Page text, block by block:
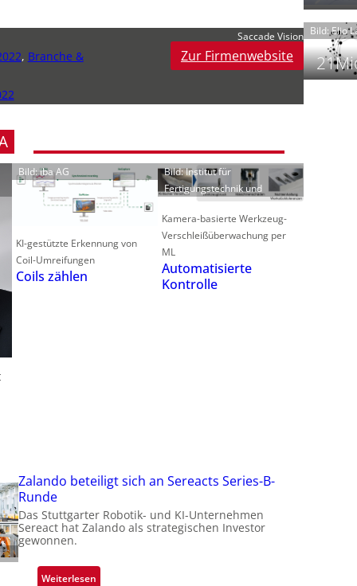
, Branche &
Saccade Vision
Zur Firmenwebsite
Bild: iba AG
KI-gestützte Erkennung von
Coil-Umreifungen
Coils zählen
Bild: Institut für
Fertigungstechnik und
Kamera-basierte Werkzeug-
Verschleißüberwachung per
ML
Automatisierte
Kontrolle
Zalando beteiligt sich an Sereacts Series-B-
Runde
Das Stuttgarter Robotik- und KI-Unternehmen
Sereact hat Zalando als strategischen Investor
gewonnen.
Weiterlesen:
r
r
s
Bild: Elio